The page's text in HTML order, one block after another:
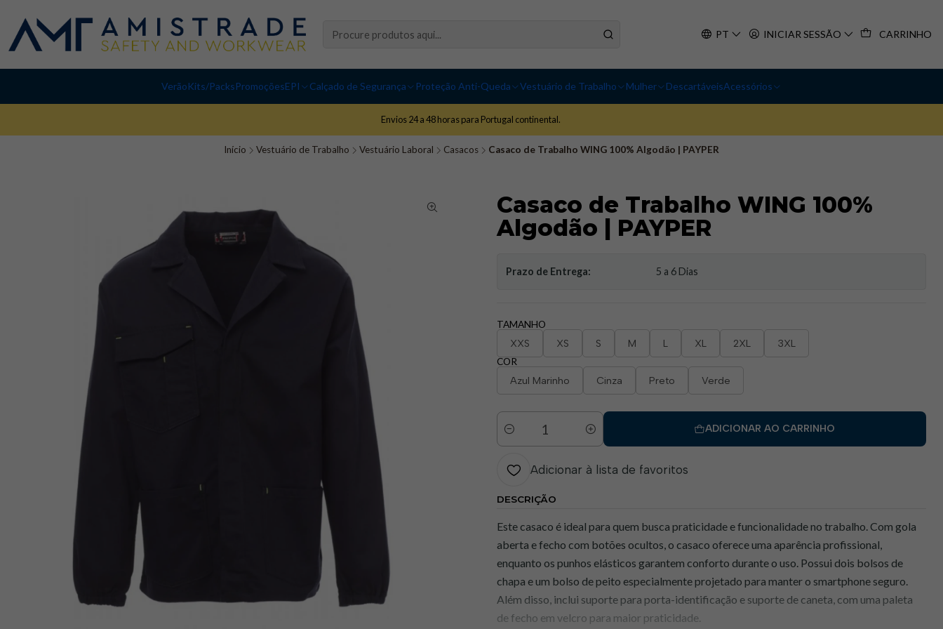
PT INICIAR SESSÃO CARRINHO
VerãoKits/PacksPromoçõesEPI Calçado de Segurança Proteção Anti-Queda Vestuário de Trabalho Mulher DescartáveisAcessórios
Envios 24 a 48 horas para Portugal continental.
Início Vestuário de Trabalho Vestuário Laboral Casacos Casaco de Trabalho WING 100% Algodão | PAYPER
Casaco de Trabalho WING 100%
Algodão | PAYPER
Prazo de Entrega: 5 a 6 Dias
TAMANHO
XXS XS S M L XL 2XL 3XL
COR
Azul Marinho Cinza Preto Verde
Quantidade
ADICIONAR AO CARRINHO
Adicionar à lista de favoritos
DESCRIÇÃO
Este casaco é ideal para quem busca praticidade e funcionalidade no trabalho. Com gola
aberta e fecho com botões ocultos, o casaco oferece uma aparência profissional,
enquanto os punhos elásticos garantem conforto durante o uso. Possui dois bolsos de
chapa e um bolso de peito especialmente projetado para manter o smartphone seguro.
Além disso, inclui suporte para porta-identificação e suporte de caneta, com uma paleta
de fecho em velcro para maior praticidade.